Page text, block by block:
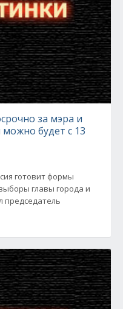
за мэра и
будет с 13
готовит формы
главы города и
председатель